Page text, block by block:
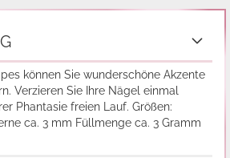
können Sie wunderschöne Akzente
Verzieren Sie Ihre Nägel einmal
Phantasie freien Lauf. Größen:
ca. 3 mm Füllmenge ca. 3 Gramm